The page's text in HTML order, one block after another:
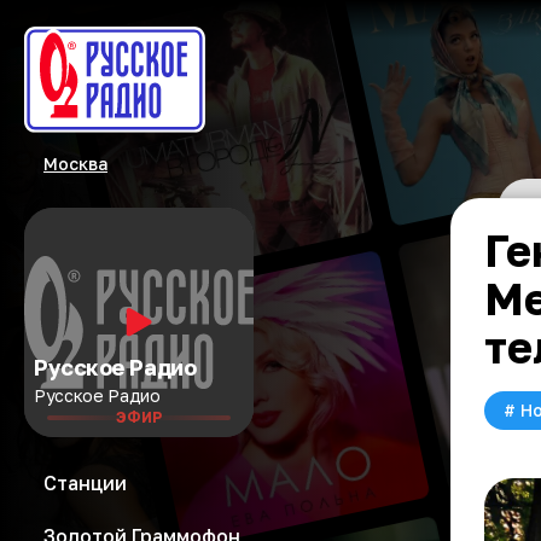
Москва
Русское Радио
Русское Радио
ЭФИР
Станции
Золотой Граммофон
#